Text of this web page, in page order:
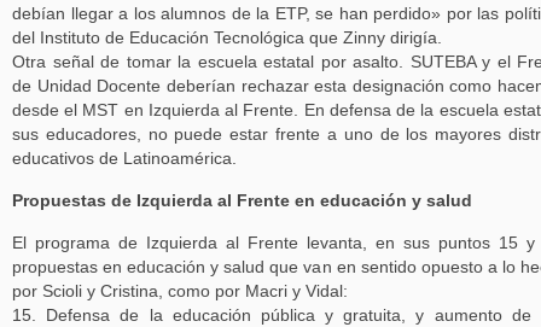
debían llegar a los alumnos de la ETP, se han perdido» por las
del Instituto de Educación Tecnológica que Zinny dirigía.
Otra señal de tomar la escuela estatal por asalto. SUTEBA y el
de Unidad Docente deberían rechazar esta designación como
desde el MST en Izquierda al Frente. En defensa de la escuela
sus educadores, no puede estar frente a uno de los mayores
educativos de Latinoamérica.
Propuestas de Izquierda al Frente en educación y salud
El programa de Izquierda al Frente levanta, en sus puntos 15 y
propuestas en educación y salud que van en sentido opuesto a lo
por Scioli y Cristina, como por Macri y Vidal:
15. Defensa de la educación pública y gratuita, y aumento de